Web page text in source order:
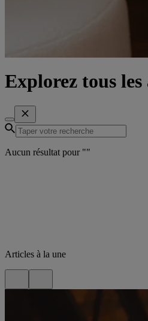
Explorez tous
Aucun résultat pour ""
Articles à la une